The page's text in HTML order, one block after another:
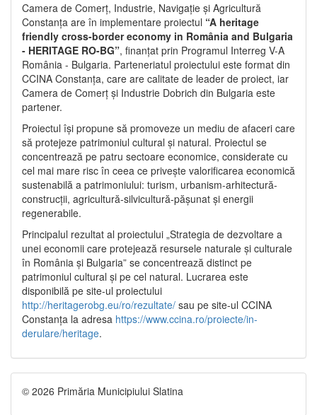
Camera de Comerț, Industrie, Navigație și Agricultură
Constanța are în implementare proiectul “A heritage
friendly cross-border economy in România and Bulgaria
- HERITAGE RO-BG”, finanțat prin Programul Interreg V-A
România - Bulgaria. Parteneriatul proiectului este format din
CCINA Constanța, care are calitate de leader de proiect, iar
Camera de Comerț și Industrie Dobrich din Bulgaria este
partener.
Proiectul își propune să promoveze un mediu de afaceri care
să protejeze patrimoniul cultural și natural. Proiectul se
concentrează pe patru sectoare economice, considerate cu
cel mai mare risc în ceea ce privește valorificarea economică
sustenabilă a patrimoniului: turism, urbanism-arhitectură-
construcții, agricultură-silvicultură-pășunat și energii
regenerabile.
Principalul rezultat al proiectului „Strategia de dezvoltare a
unei economii care protejează resursele naturale și culturale
în România și Bulgaria” se concentrează distinct pe
patrimoniul cultural și pe cel natural. Lucrarea este
disponibilă pe site-ul proiectului
http://heritagerobg.eu/ro/rezultate/ sau pe site-ul CCINA
Constanța la adresa https://www.ccina.ro/proiecte/in-
derulare/heritage.
© 2026 Primăria Municipiului Slatina